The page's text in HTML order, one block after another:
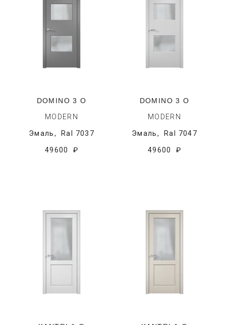
DOMINO 3 O
MODERN
Эмаль, Ral 7037
49600 ₽
DOMINO 3 O
MODERN
Эмаль, Ral 7047
49600 ₽